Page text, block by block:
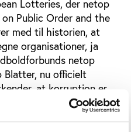
Lotteries, der netop
on Public Order and the
med til historien, at
organisationer, ja
netop
nu officielt
at korruption er
idræt og
Men her kan man